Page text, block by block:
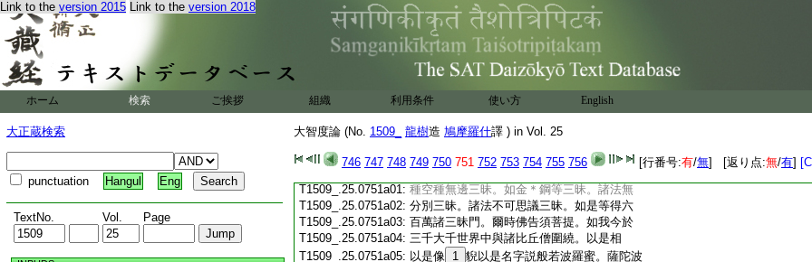
Link to the version 2015 Link to the version 2018
ホーム 検索 ご挨拶 組織 利用条件 使い方 English
大正蔵検索
punctuation Hangul Eng
TextNo. Vol. Page
大智度論 (No. 1509_ 龍樹造 鳩摩羅什譯 ) in Vol. 25
746 747 748 749 750 751 752 753 754 755 756 [行番号:有/無] [返り点:無/有]
T1509_.25.0750c19:諸法性不可得故當知般若波羅蜜性亦不
T1509_.25.0750c20: 可得。諸法無所有等故當知般若波羅蜜亦
T1509_.25.0750c21:無所有等。諸法無作故當知般若波羅蜜亦
T1509_.25.0750c22:
無作。諸法不可思議故當知般若波羅蜜亦
不可思議。是時薩陀波崙菩薩摩訶薩即於
T1509_.25.0750c24:
24
座上得諸三昧。所謂諸法等三昧。諸法離
T1509_.25.0750c25:三昧。諸法無畏三昧。諸法一味三昧。諸法
T1509_.25.0750c26:無邊三昧。諸法無生三昧。諸法無滅三昧。虚
T1509_.25.0750c27:空無邊三昧。大海水無邊三昧。須彌山莊嚴
T1509_.25.0750c28: 三昧。虚空無分別三昧。色無邊三昧。受想
T1509_.25.0751a01: 種空種無邊三昧。如金＊鋼等三昧。諸法無
T1509_.25.0751a02: 分別三昧。諸法不可思議三昧。如是等得六
T1509_.25.0751a03: 百萬諸三昧門。爾時佛告須菩提。如我今於
T1509_.25.0751a04: 三千大千世界中與諸比丘僧圍繞。以是相
T1509_.25.0751a05: 以是像 1 貎以是名字説般若波羅蜜。薩陀波